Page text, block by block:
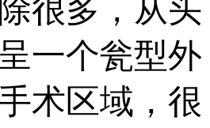
很多，从头
一个瓮型外
术区域，很